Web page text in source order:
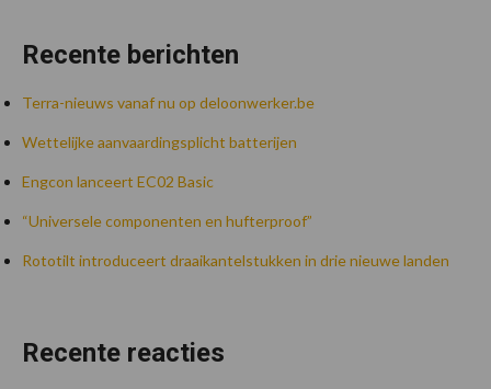
Recente berichten
Terra-nieuws vanaf nu op deloonwerker.be
Wettelijke aanvaardingsplicht batterijen
Engcon lanceert EC02 Basic
“Universele componenten en hufterproof”
Rototilt introduceert draaikantelstukken in drie nieuwe landen
Recente reacties